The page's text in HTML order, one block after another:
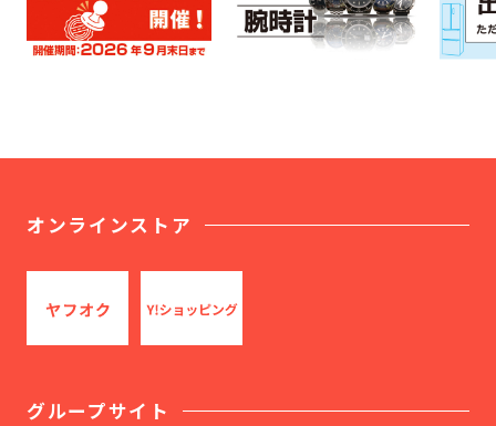
オンラインストア
グループサイト